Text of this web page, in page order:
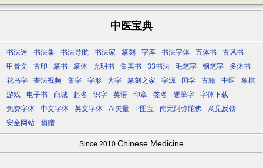
中医宝典
书法迷 书法集 书法导航 书法家 篆刻 字库 书法字体 五体书
古风书
甲骨文
古印 篆书 篆体 光明书 集美书 33书法 毛笔字 钢笔字
多体书
花鸟字
書法视频 集字 字形 大字 篆刻之家 字源 国学 古籍 中医
象棋
游戏
电子书 商城 起名 识字 英语 印章 签名 硬筆字
字体下载
免费字体
中文字体 英文字体 Ai矢量 P图宝 南无阿弥陀佛
意见反馈
安全网站
捐赠
Since 2010 Chinese Medicine